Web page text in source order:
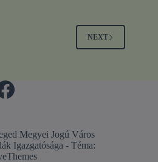
NEXT
Megyei Jogú Város
Igazgatósága - Téma: